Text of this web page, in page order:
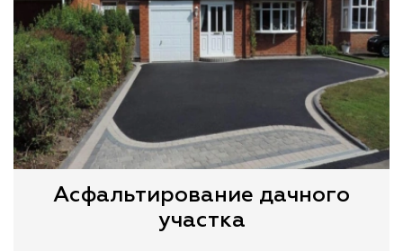
Асфальтирование дачного
участка